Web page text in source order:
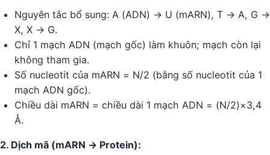
Nguyên tắc bổ sung: A (ADN) → U (mARN), T → A, G →
X, X → G.
Chỉ 1 mạch ADN (mạch gốc) làm khuôn; mạch còn lại
không tham gia.
Số nucleotit của mARN = N/2 (bằng số nucleotit của 1
mạch ADN gốc).
Chiều dài mARN = chiều dài 1 mạch ADN = (N/2)×3,4
Å.
2. Dịch mã (mARN → Protein):